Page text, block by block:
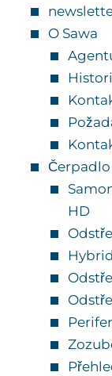
O Sawa
Čerpadlo
HD